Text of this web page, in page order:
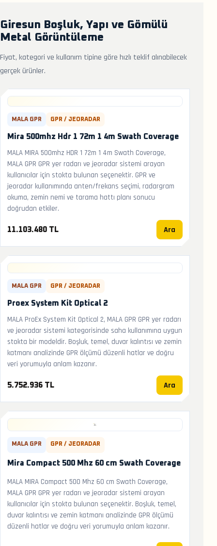
Giresun Boşluk, Yapı ve Gömülü
Metal Görüntüleme
Fiyat, kategori ve kullanım tipine göre hızlı teklif alınabilecek
gerçek ürünler.
MALA GPR GPR / JEORADAR
Mira 500mhz Hdr 1 72m 1 4m Swath Coverage
MALA MIRA 500mhz HDR 1 72m 1 4m Swath Coverage,
MALA GPR GPR yer radarı ve jeoradar sistemi arayan
kullanıcılar için stokta bulunan seçenektir. GPR ve
jeoradar kullanımında anten/frekans seçimi, radargram
okuma, zemin nemi ve tarama hattı planı sonucu
doğrudan etkiler.
11.103.480 TL Ara
MALA GPR GPR / JEORADAR
Proex System Kit Optical 2
MALA ProEx System Kit Optical 2, MALA GPR GPR yer radarı
ve jeoradar sistemi kategorisinde saha kullanımına uygun
stokta bir modeldir. Boşluk, temel, duvar kalıntısı ve zemin
katmanı analizinde GPR ölçümü düzenli hatlar ve doğru
veri yorumuyla anlam kazanır.
5.752.936 TL Ara
MALA GPR GPR / JEORADAR
Mira Compact 500 Mhz 60 cm Swath Coverage
MALA MIRA Compact 500 Mhz 60 cm Swath Coverage,
MALA GPR GPR yer radarı ve jeoradar sistemi arayan
kullanıcılar için stokta bulunan seçenektir. Boşluk, temel,
duvar kalıntısı ve zemin katmanı analizinde GPR ölçümü
düzenli hatlar ve doğru veri yorumuyla anlam kazanır.